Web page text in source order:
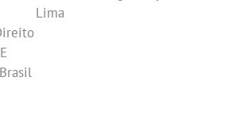
Lima
Brasil